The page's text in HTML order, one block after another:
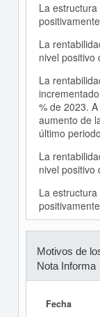
La
La
nivel positivo
La
% de 2023.
aumento de
último
La
nivel positivo
La
Motivos de
Nota Informa
Fecha